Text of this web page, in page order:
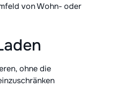
von Wohn- oder
ohne die